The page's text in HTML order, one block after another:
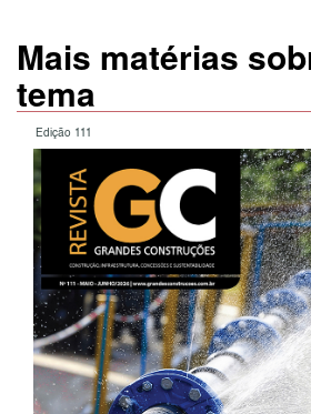
Mais matérias
tema
Edição 111